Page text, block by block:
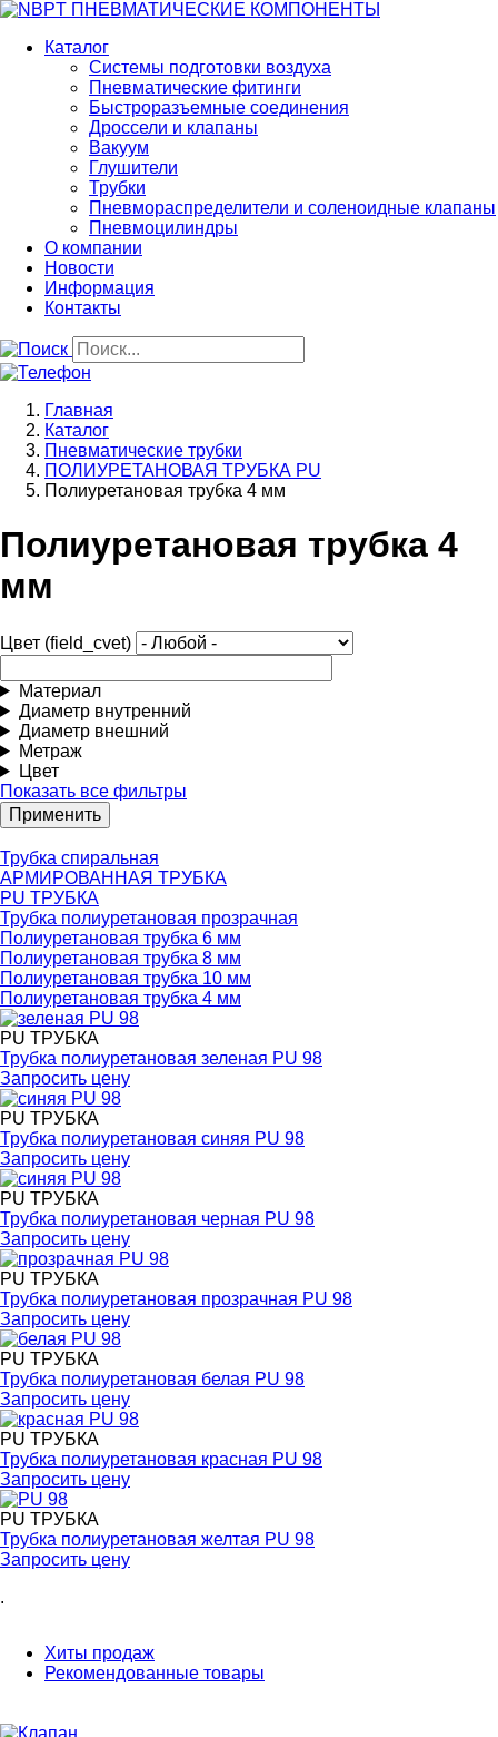
Перейти
основному
содержанию
Каталог
Системы подготовки воздуха
Пневматические фитинги
Быстроразъемные соединения
Дроссели и клапаны
Вакуум
Глушители
Трубки
Пневмораспределители и соленоидные клапаны
Пневмоцилиндры
О компании
Новости
Информация
Контакты
Строка
навигации
Главная
Каталог
Пневматические трубки
ПОЛИУРЕТАНОВАЯ ТРУБКА PU
Полиуретановая трубка 4 мм
Полиуретановая трубка 4
мм
Цвет (field_cvet)
Материал
Диаметр внутренний
Диаметр внешний
Метраж
Цвет
Показать все фильтры
Трубка спиральная
АРМИРОВАННАЯ ТРУБКА
PU ТРУБКА
Трубка полиуретановая прозрачная
Полиуретановая трубка 6 мм
Полиуретановая трубка 8 мм
Полиуретановая трубка 10 мм
Полиуретановая трубка 4 мм
PU ТРУБКА
Трубка полиуретановая зеленая PU 98
Запросить цену
PU ТРУБКА
Трубка полиуретановая синяя PU 98
Запросить цену
PU ТРУБКА
Трубка полиуретановая черная PU 98
Запросить цену
PU ТРУБКА
Трубка полиуретановая прозрачная PU 98
Запросить цену
PU ТРУБКА
Трубка полиуретановая белая PU 98
Запросить цену
PU ТРУБКА
Трубка полиуретановая красная PU 98
Запросить цену
PU ТРУБКА
Трубка полиуретановая желтая PU 98
Запросить цену
.
Хиты продаж
Рекомендованные товары